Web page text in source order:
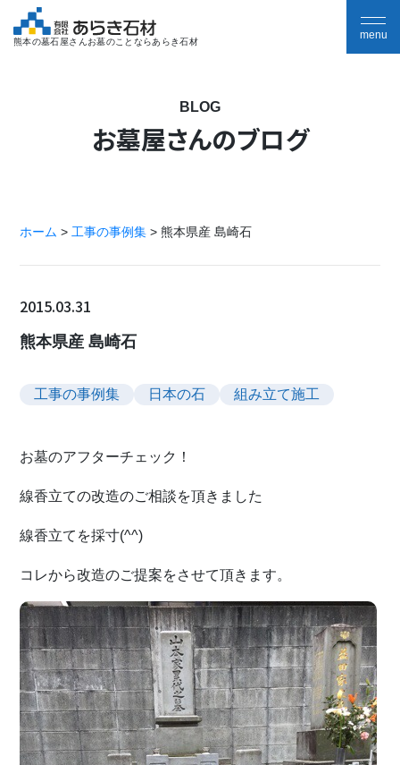
熊本の墓石屋さんお墓のことならあらき石材
BLOG
お墓屋さんのブログ
ホーム > 工事の事例集 >熊本県産 島崎石
2015.03.31
熊本県産 島崎石
工事の事例集 日本の石 組み立て施工
お墓のアフターチェック！
線香立ての改造のご相談を頂きました
線香立てを採寸(^^)
コレから改造のご提案をさせて頂きます。